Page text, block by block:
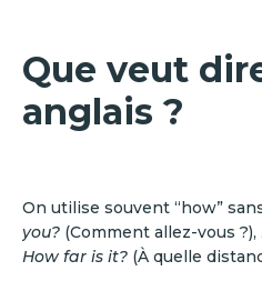
Que veut
anglais ?
On utilise souvent “how”
you? (Comment allez-vous ?),
How far is it? (À quelle